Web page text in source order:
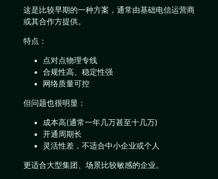
这是比较早期的一种方案，通常由基础电信运营商
或其合作方提供。
特点：
点对点物理专线
合规性高、稳定性强
网络质量可控
但问题也很明显：
成本高(通常一年几万甚至十几万)
开通周期长
灵活性差，不适合中小企业或个人
更适合大型集团、场景比较敏感的企业。